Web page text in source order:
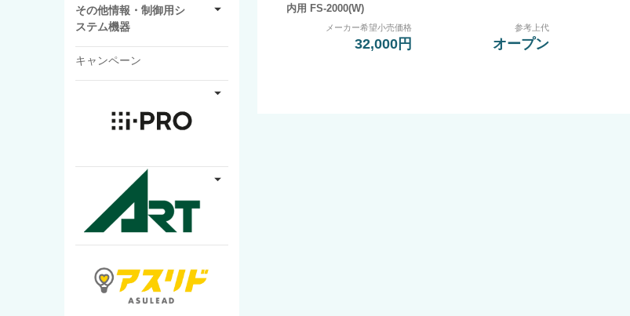
内用 FS-2000(W)
メーカー希望小売価格
32,000円
参考上代
オープン
その他情報・制御用シ
ステム機器
キャンペーン